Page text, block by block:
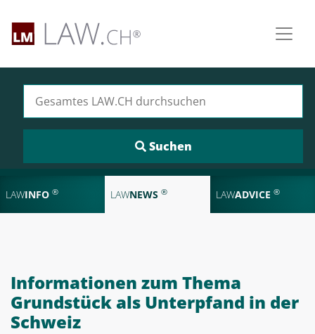
LAWINFO ® LAWNEWS ® LAWADVICE ®
Informationen zum Thema
Grundstück als Unterpfand in der
Schweiz